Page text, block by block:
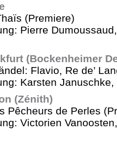
(Premiere)
Pierre
(Bockenheimer
Flavio, Re de’
Karsten
(Zénith)
Pêcheurs de Perles
Victorien